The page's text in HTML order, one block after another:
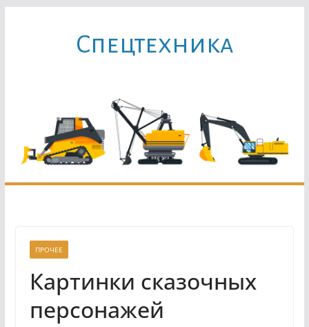
содержимомуCпецтехника
ПРОЧЕЕ
Картинки сказочных
персонажей